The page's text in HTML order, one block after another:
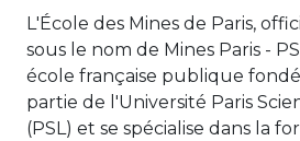
L'École des Mines de Paris,
sous le nom de Mines Paris -
école française publique
partie de l'Université Paris
(PSL) et se spécialise dans la